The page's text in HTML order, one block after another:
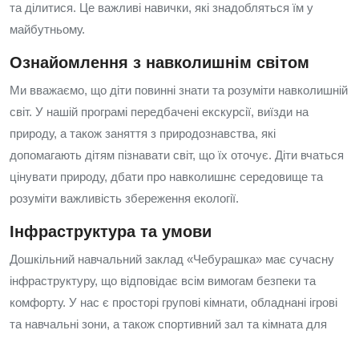
та ділитися. Це важливі навички, які знадобляться їм у
майбутньому.
Ознайомлення з навколишнім світом
Ми вважаємо, що діти повинні знати та розуміти навколишній
світ. У нашій програмі передбачені екскурсії, виїзди на
природу, а також заняття з природознавства, які
допомагають дітям пізнавати світ, що їх оточує. Діти вчаться
цінувати природу, дбати про навколишнє середовище та
розуміти важливість збереження екології.
Інфраструктура та умови
Дошкільний навчальний заклад «Чебурашка» має сучасну
інфраструктуру, що відповідає всім вимогам безпеки та
комфорту. У нас є просторі групові кімнати, обладнані ігрові
та навчальні зони, а також спортивний зал та кімната для